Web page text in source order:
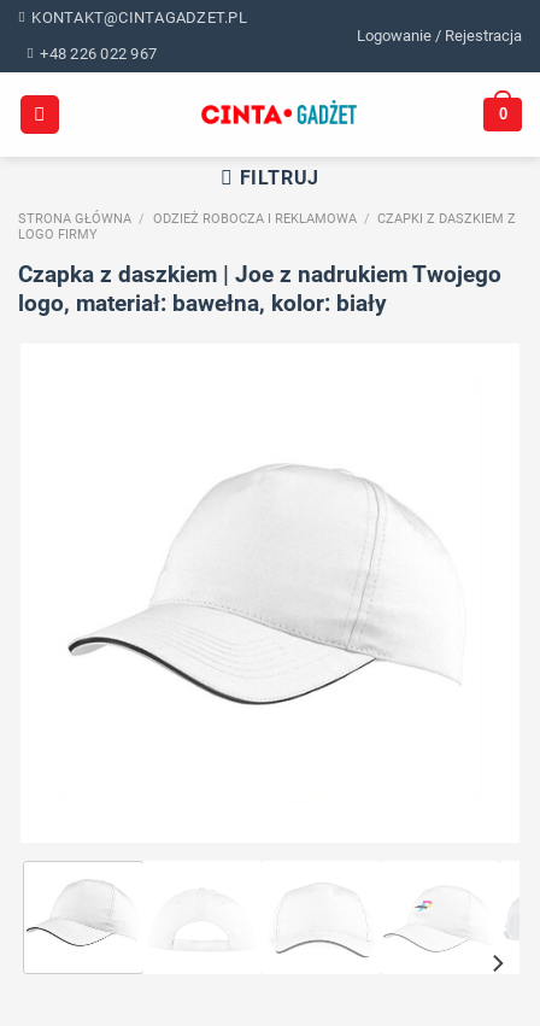
Skip
content
KONTAKT@CINTAGADZET.PL
+48 226 022 967
Logowanie / Rejestracja
0
FILTRUJ
STRONA GŁÓWNA / ODZIEŻ ROBOCZA I REKLAMOWA / CZAPKI Z DASZKIEM Z
LOGO FIRMY
Czapka z daszkiem | Joe z nadrukiem Twojego
logo, materiał: bawełna, kolor: biały